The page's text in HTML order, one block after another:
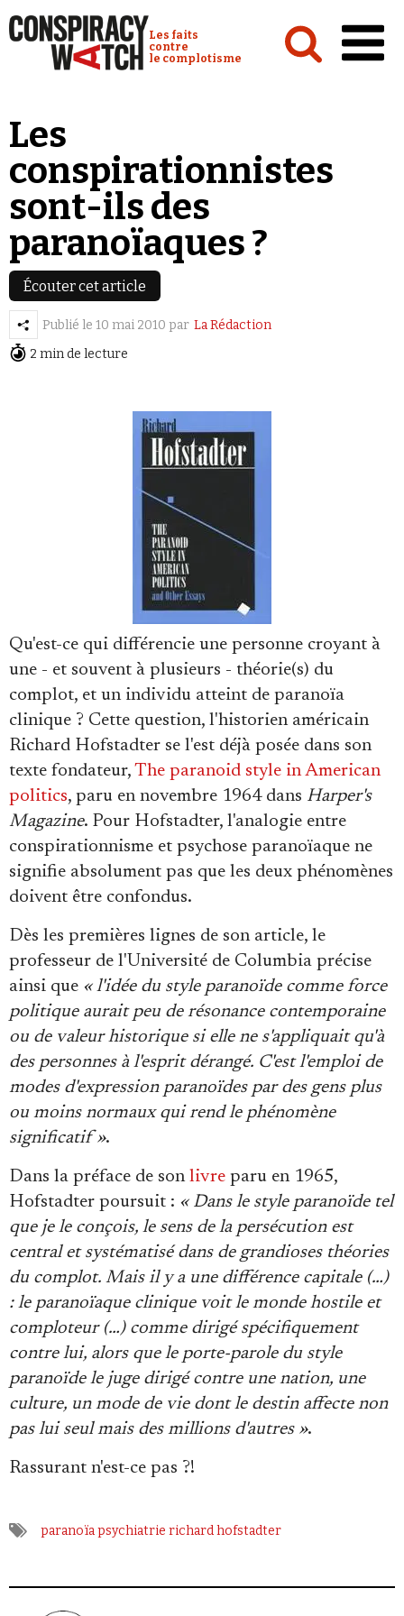
Conspiracy Watch :
Les faits
contre
le complotisme
Conspipédia
Vidéos
Émissions
Revues de presse
Faire un don
Demander à Vera
Se connecter
Les
conspirationnistes
sont-ils des
paranoïaques ?
Écouter cet article
Publié le 10 mai 2010 par La Rédaction
2 min de lecture
Qu'est-ce qui différencie une personne croyant à
une - et souvent à plusieurs - théorie(s) du
complot, et un individu atteint de paranoïa
clinique ? Cette question, l'historien américain
Richard Hofstadter se l'est déjà posée dans son
texte fondateur, The paranoid style in American
politics, paru en novembre 1964 dans Harper's
Magazine. Pour Hofstadter, l'analogie entre
conspirationnisme et psychose paranoïaque ne
signifie absolument pas que les deux phénomènes
doivent être confondus.
Dès les premières lignes de son article, le
professeur de l'Université de Columbia précise
ainsi que « l'idée du style paranoïde comme force
politique aurait peu de résonance contemporaine
ou de valeur historique si elle ne s'appliquait qu'à
des personnes à l'esprit dérangé. C'est l'emploi de
modes d'expression paranoïdes par des gens plus
ou moins normaux qui rend le phénomène
significatif ».
Dans la préface de son livre paru en 1965,
Hofstadter poursuit : « Dans le style paranoïde tel
que je le conçois, le sens de la persécution est
central et systématisé dans de grandioses théories
du complot. Mais il y a une différence capitale (…)
: le paranoïaque clinique voit le monde hostile et
comploteur (…) comme dirigé spécifiquement
contre lui, alors que le porte-parole du style
paranoïde le juge dirigé contre une nation, une
culture, un mode de vie dont le destin affecte non
pas lui seul mais des millions d'autres ».
Rassurant n'est-ce pas ?!
paranoïapsychiatrie richard hofstadter